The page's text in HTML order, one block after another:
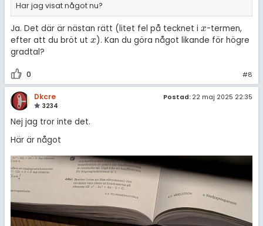
Har jag visat något nu?
Ja. Det där är nästan rätt (litet fel på tecknet i x
x -termen,
efter att du bröt ut x
x ). Kan du göra något likande för högre
gradtal?
0 #8
Dkcre
3234
Postad: 22 maj 2025 22:35
Nej jag tror inte det.
Här är något